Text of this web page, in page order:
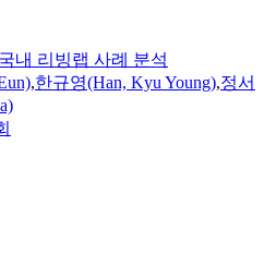
내 리빙랩 사례 분석
,한규영(Han, Kyu Young),정서